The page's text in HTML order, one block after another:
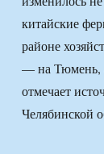
китайские
районе
— на Тюмень,
отмечает
Челябинской